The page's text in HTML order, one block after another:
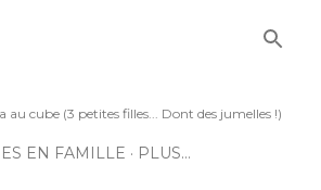
au cube (3 petites filles... Dont des jumelles !)
EN FAMILLE PLUS…